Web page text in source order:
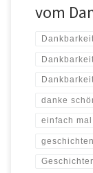
vom
danke
einfach